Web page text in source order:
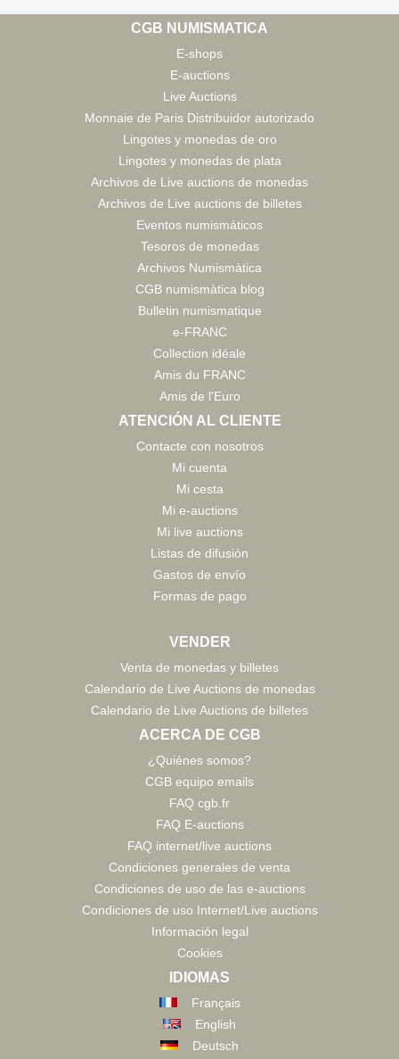
CGB NUMISMATICA
E-shops
E-auctions
Live Auctions
Monnaie de Paris Distribuidor autorizado
Lingotes y monedas de oro
Lingotes y monedas de plata
Archivos de Live auctions de monedas
Archivos de Live auctions de billetes
Eventos numismáticos
Tesoros de monedas
Archivos Numismàtica
CGB numismàtica blog
Bulletin numismatique
e-FRANC
Collection idéale
Amis du FRANC
Amis de l'Euro
ATENCIÓN AL CLIENTE
Contacte con nosotros
Mi cuenta
Mi cesta
Mi e-auctions
Mi live auctions
Listas de difusión
Gastos de envío
Formas de pago
VENDER
Venta de monedas y billetes
Calendario de Live Auctions de monedas
Calendario de Live Auctions de billetes
ACERCA DE CGB
¿Quiénes somos?
CGB equipo emails
FAQ cgb.fr
FAQ E-auctions
FAQ internet/live auctions
Condiciones generales de venta
Condiciones de uso de las e-auctions
Condiciones de uso Internet/Live auctions
Información legal
Cookies
IDIOMAS
Français
English
Deutsch